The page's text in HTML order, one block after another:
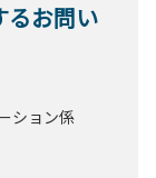
るお問い
ション係